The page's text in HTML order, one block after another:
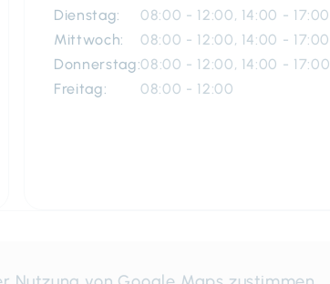
Dienstag:
08:00 - 12:00, 14:00 - 17:00
Mittwoch:
08:00 - 12:00, 14:00 - 17:00
Donnerstag:08:00 - 12:00, 14:00 - 17:00
Freitag:
08:00 - 12:00